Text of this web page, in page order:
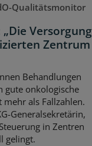
Qualitätsmonitor
Versorgung
Zentrum
Behandlungen
gute onkologische
als Fallzahlen.
Generalsekretärin,
in Zentren
gelingt.